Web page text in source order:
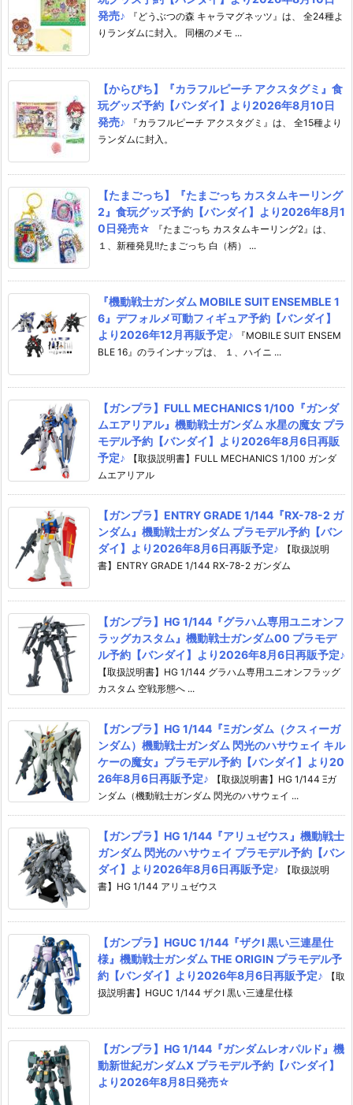
発売♪
『どうぶつの森 キャラマグネッツ』は、 全24種よ
りランダムに封入。 同梱のメモ ...
【からぴち】『カラフルピーチ アクスタグミ』食
玩グッズ予約【バンダイ】より2026年8月10日
発売♪
『カラフルピーチ アクスタグミ』は、 全15種より
ランダムに封入。
【たまごっち】『たまごっち カスタムキーリング
2』食玩グッズ予約【バンダイ】より2026年8月1
0日発売☆
『たまごっち カスタムキーリング2』は、
１、新種発見!!たまごっち 白（柄） ...
『機動戦士ガンダム MOBILE SUIT ENSEMBLE 1
6』デフォルメ可動フィギュア予約【バンダイ】
より2026年12月再販予定♪
『MOBILE SUIT ENSEM
BLE 16』のラインナップは、 １、ハイニ ...
【ガンプラ】FULL MECHANICS 1/100『ガンダ
ムエアリアル』機動戦士ガンダム 水星の魔女 プラ
モデル予約【バンダイ】より2026年8月6日再販
予定♪
【取扱説明書】FULL MECHANICS 1/100 ガンダ
ムエアリアル
【ガンプラ】ENTRY GRADE 1/144『RX-78-2 ガ
ンダム』機動戦士ガンダム プラモデル予約【バン
ダイ】より2026年8月6日再販予定♪
【取扱説明
書】ENTRY GRADE 1/144 RX-78-2 ガンダム
【ガンプラ】HG 1/144『グラハム専用ユニオンフ
ラッグカスタム』機動戦士ガンダム00 プラモデ
ル予約【バンダイ】より2026年8月6日再販予定♪
【取扱説明書】HG 1/144 グラハム専用ユニオンフラッグ
カスタム 空戦形態へ ...
【ガンプラ】HG 1/144『Ξガンダム（クスィーガ
ンダム）機動戦士ガンダム 閃光のハサウェイ キル
ケーの魔女』プラモデル予約【バンダイ】より20
26年8月6日再販予定♪
【取扱説明書】HG 1/144 Ξガ
ンダム（機動戦士ガンダム 閃光のハサウェイ ...
【ガンプラ】HG 1/144『アリュゼウス』機動戦士
ガンダム 閃光のハサウェイ プラモデル予約【バン
ダイ】より2026年8月6日再販予定♪
【取扱説明
書】HG 1/144 アリュゼウス
【ガンプラ】HGUC 1/144『ザクI 黒い三連星仕
様』機動戦士ガンダム THE ORIGIN プラモデル予
約【バンダイ】より2026年8月6日再販予定♪
【取
扱説明書】HGUC 1/144 ザクI 黒い三連星仕様
【ガンプラ】HG 1/144『ガンダムレオパルド』機
動新世紀ガンダムX プラモデル予約【バンダイ】
より2026年8月8日発売☆